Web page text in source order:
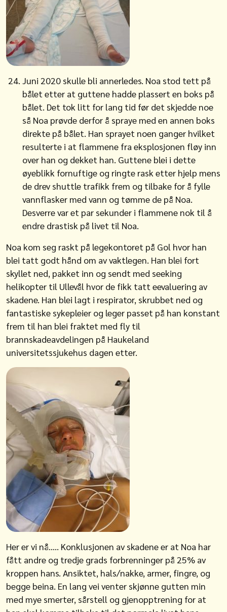
Juni 2020 skulle bli annerledes. Noa stod tett på
bålet etter at guttene hadde plassert en boks på
bålet. Det tok litt for lang tid før det skjedde noe
så Noa prøvde derfor å spraye med en annen boks
direkte på bålet. Han sprayet noen ganger hvilket
resulterte i at flammene fra eksplosjonen fløy inn
over han og dekket han. Guttene blei i dette
øyeblikk fornuftige og ringte rask etter hjelp mens
de drev shuttle trafikk frem og tilbake for å fylle
vannflasker med vann og tømme de på Noa.
Desverre var et par sekunder i flammene nok til å
endre drastisk på livet til Noa.
Noa kom seg raskt på legekontoret på Gol hvor han
blei tatt godt hånd om av vaktlegen. Han blei fort
skyllet ned, pakket inn og sendt med seeking
helikopter til Ullevål hvor de fikk tatt eevaluering av
skadene. Han blei lagt i respirator, skrubbet ned og
fantastiske sykepleier og leger passet på han konstant
frem til han blei fraktet med fly til
brannskadeavdelingen på Haukeland
universitetssjukehus dagen etter.
Her er vi nå….. Konklusjonen av skadene er at Noa har
fått andre og tredje grads forbrenninger på 25% av
kroppen hans. Ansiktet, hals/nakke, armer, fingre, og
begge beina. En lang vei venter skjønne gutten min
med mye smerter, sårstell og gjenopptrening for at